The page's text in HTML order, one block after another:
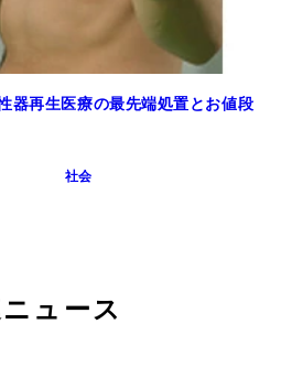
器再生医療の最先端処置とお値段
社会
ュース